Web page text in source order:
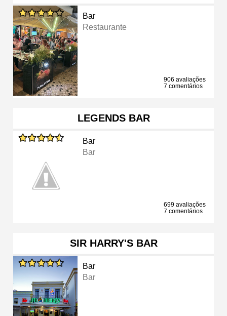
Bar
Restaurante
906 avaliações
7 comentários
LEGENDS BAR
Bar
Bar
699 avaliações
7 comentários
SIR HARRY'S BAR
Bar
Bar